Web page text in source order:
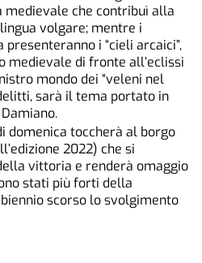
che contribuì alla
volgare; mentre i
i “cieli arcaici”,
medievale di fronte all’eclissi
mondo dei “veleni nel
sarà il tema portato in
domenica toccherà al borgo
2022) che si
vittoria e renderà omaggio
stati più forti della
scorso lo svolgimento